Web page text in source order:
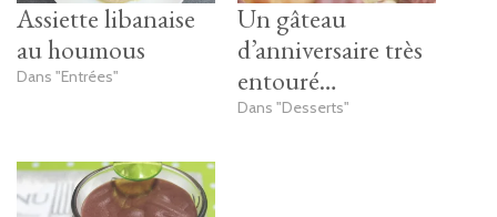
Assiette libanaise
au houmous
Dans "Entrées"
Un gâteau
d’anniversaire très
entouré…
Dans "Desserts"